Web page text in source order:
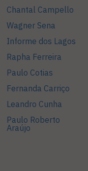
Chantal Campello
Wagner Sena
Informe dos Lagos
Rapha Ferreira
Paulo Cotias
Fernanda Carriço
Leandro Cunha
Paulo Roberto
Araújo